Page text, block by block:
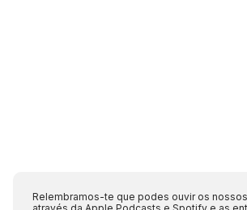
Relembramos-te que podes ouvir os